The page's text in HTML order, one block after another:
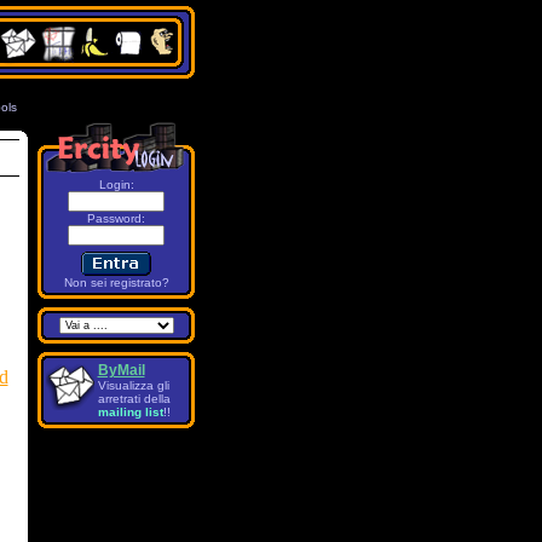
Login:
Password:
Non sei registrato?
ByMail
Visualizza gli
arretrati della
mailing list!!